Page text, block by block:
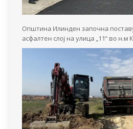
Општина Илинден започна
асфалтен слој на улица „11“ во н.м